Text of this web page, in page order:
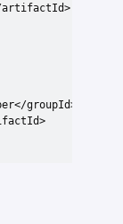
groupId>